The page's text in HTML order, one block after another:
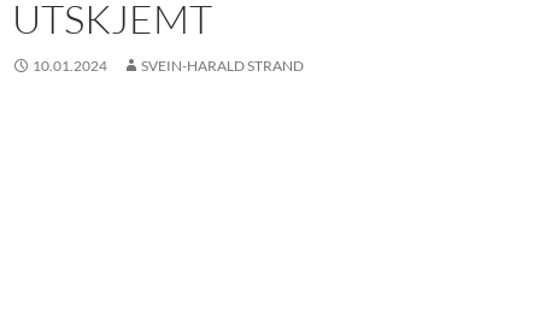
UTSKJEMT
10.01.2024 SVEIN-HARALD STRAND